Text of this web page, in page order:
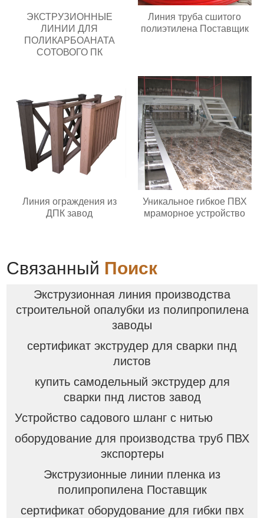
ЭКСТРУЗИОННЫЕ
ЛИНИИ ДЛЯ
ПОЛИКАРБОАНАТА
СОТОВОГО ПК
Линия труба сшитого
полиэтилена Поставщик
Линия ограждения из
ДПК завод
Уникальное гибкое ПВХ
мраморное устройство
Связанный Поиск
Экструзионная линия производства
строительной опалубки из полипропилена
заводы
сертификат экструдер для сварки пнд
листов
купить самодельный экструдер для
сварки пнд листов завод
Устройство садового шланг с нитью
оборудование для производства труб ПВХ
экспортеры
Экструзионные линии пленка из
полипропилена Поставщик
сертификат оборудование для гибки пвх